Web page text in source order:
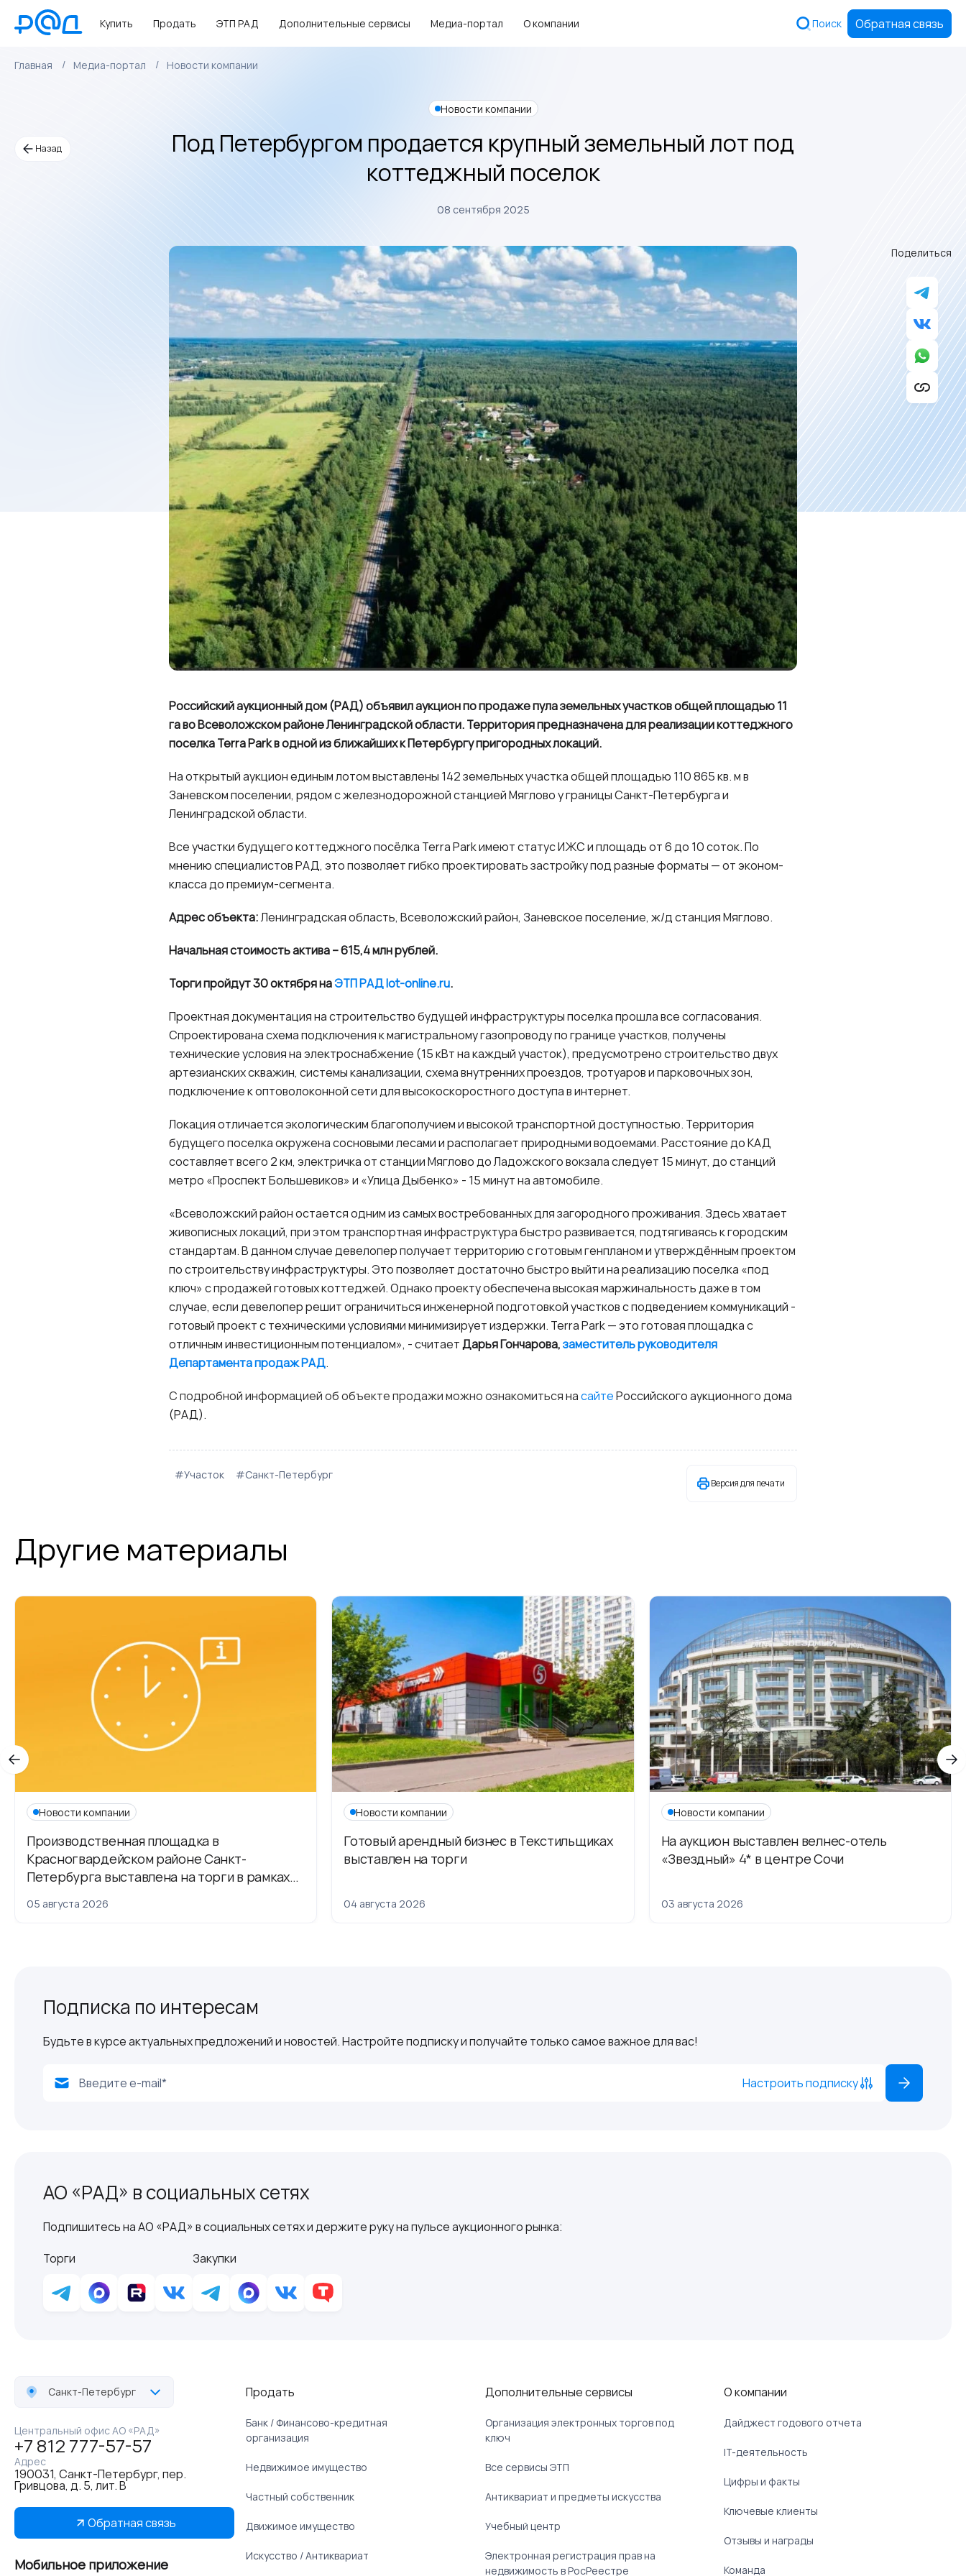
Купить Продать ЭТП РАД Дополнительные сервисы Медиа-портал О компании Поиск Обратная связь
Главная Медиа-портал Новости компании
Назад
Новости компании
Под Петербургом продается крупный земельный лот под
коттеджный поселок
08 сентября 2025
Российский аукционный дом (РАД) объявил аукцион по продаже пула земельных участков общей площадью 11
га во Всеволожском районе Ленинградской области. Территория предназначена для реализации коттеджного
поселка Terra Park в одной из ближайших к Петербургу пригородных локаций.
На открытый аукцион единым лотом выставлены 142 земельных участка общей площадью 110 865 кв. м в
Заневском поселении, рядом с железнодорожной станцией Мяглово у границы Санкт-Петербурга и
Ленинградской области.
Все участки будущего коттеджного посёлка Terra Park имеют статус ИЖС и площадь от 6 до 10 соток. По
мнению специалистов РАД, это позволяет гибко проектировать застройку под разные форматы — от эконом-
класса до премиум-сегмента.
Адрес объекта:Ленинградская область, Всеволожский район, Заневское поселение, ж/д станция Мяглово.
Начальная стоимость актива – 615,4 млн рублей.
Торги пройдут 30 октября наЭТП РАДlot-online.ru.
Проектная документация на строительство будущей инфраструктуры поселка прошла все согласования.
Спроектирована схема подключения к магистральному газопроводу по границе участков, получены
технические условия на электроснабжение (15 кВт на каждый участок), предусмотрено строительство двух
артезианских скважин, системы канализации, схема внутренних проездов, тротуаров и парковочных зон,
подключение к оптоволоконной сети для высокоскоростного доступа в интернет.
Локация отличается экологическим благополучием и высокой транспортной доступностью. Территория
будущего поселка окружена сосновыми лесами и располагает природными водоемами. Расстояние до КАД
составляет всего 2 км, электричка от станции Мяглово до Ладожского вокзала следует 15 минут, до станций
метро «Проспект Большевиков» и «Улица Дыбенко» - 15 минут на автомобиле.
«Всеволожский район остается одним из самых востребованных для загородного проживания. Здесь хватает
живописных локаций, при этом транспортная инфраструктура быстро развивается, подтягиваясь к городским
стандартам. В данном случае девелопер получает территорию с готовым генпланом и утверждённым проектом
по строительству инфраструктуры. Это позволяет достаточно быстро выйти на реализацию поселка «под
ключ» с продажей готовых коттеджей. Однако проекту обеспечена высокая маржинальность даже в том
случае, если девелопер решит ограничиться инженерной подготовкой участков с подведением коммуникаций -
готовый проект с техническими условиями минимизирует издержки. Terra Park — это готовая площадка с
отличным инвестиционным потенциалом», - считаетДарья Гончарова,заместитель руководителя
Департамента продаж РАД.
С подробной информацией об объекте продажи можно ознакомитьсянасайтеРоссийского аукционного дома
(РАД).
#Участок #Санкт-Петербург
Версия для печати
Поделиться
Другие материалы
Новости компании
Производственная площадка в
Красногвардейском районе Санкт-
Петербурга выставлена на торги в рамках
05 августа 2026
Новости компании
Готовый арендный бизнес в Текстильщиках
выставлен на торги
04 августа 2026
Новости компании
На аукцион выставлен велнес-отель
«Звездный» 4* в центре Сочи
03 августа 2026
Подписка по интересам
Будьте в курсе актуальных предложений и новостей. Настройте подписку и получайте только самое важное для вас!
Настроить подписку
АО «РАД» в социальных сетях
Подпишитесь на АО «РАД» в социальных сетях и держите руку на пульсе аукционного рынка:
Торги
Закупки
Санкт-Петербург
Центральный офис АО «РАД»
+7 812 777-57-57
Адрес
190031, Санкт-Петербург, пер.
Гривцова, д. 5, лит. В
Обратная связь
Мобильное приложение
Продать
Банк / Финансово-кредитная
организация
Недвижимое имущество
Частный собственник
Движимое имущество
Искусство / Антиквариат
Дополнительные сервисы
Организация электронных торгов под
ключ
Все сервисы ЭТП
Антиквариат и предметы искусства
Учебный центр
Электронная регистрация прав на
недвижимость в РосРеестре
О компании
Дайджест годового отчета
IT-деятельность
Цифры и факты
Ключевые клиенты
Отзывы и награды
Команда